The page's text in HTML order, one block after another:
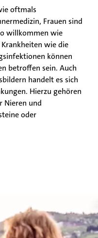
oftmals
Frauen sind
willkommen wie
wie die
können
betroffen sein. Auch
handelt es sich
Hierzu gehören
Nieren und
oder